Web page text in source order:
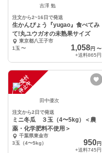
吉澤 勉
注文から2~16日で発送
生かんぴょう『yugao』食べてみ
て!丸ユウガオの未熟果サイズ
東京都八王子市
1玉 〜 1,058円 〜
+送料865円
注
文
受
付
停
止
中
田中優次
注文から2日で発送
ミニ冬瓜 ３玉（4〜5kg）＜農
薬・化学肥料不使用＞
千葉県東金市
3玉（4〜5kg）
950円
+送料745円